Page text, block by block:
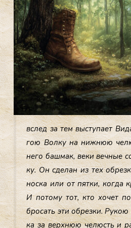
вслед за тем выс­ту­па­ет
гою Вол­ку на ниж­нюю
не­го баш­мак, ве­ки веч­ные
ку. Он сде­лан из тех
нос­ка или от пят­ки, ког­да
И по­тому тот, кто хо­чет
бро­сать эти об­резки.
ка за вер­хнюю че­люсть и